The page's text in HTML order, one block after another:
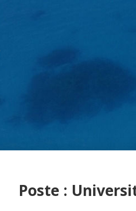
Poste :